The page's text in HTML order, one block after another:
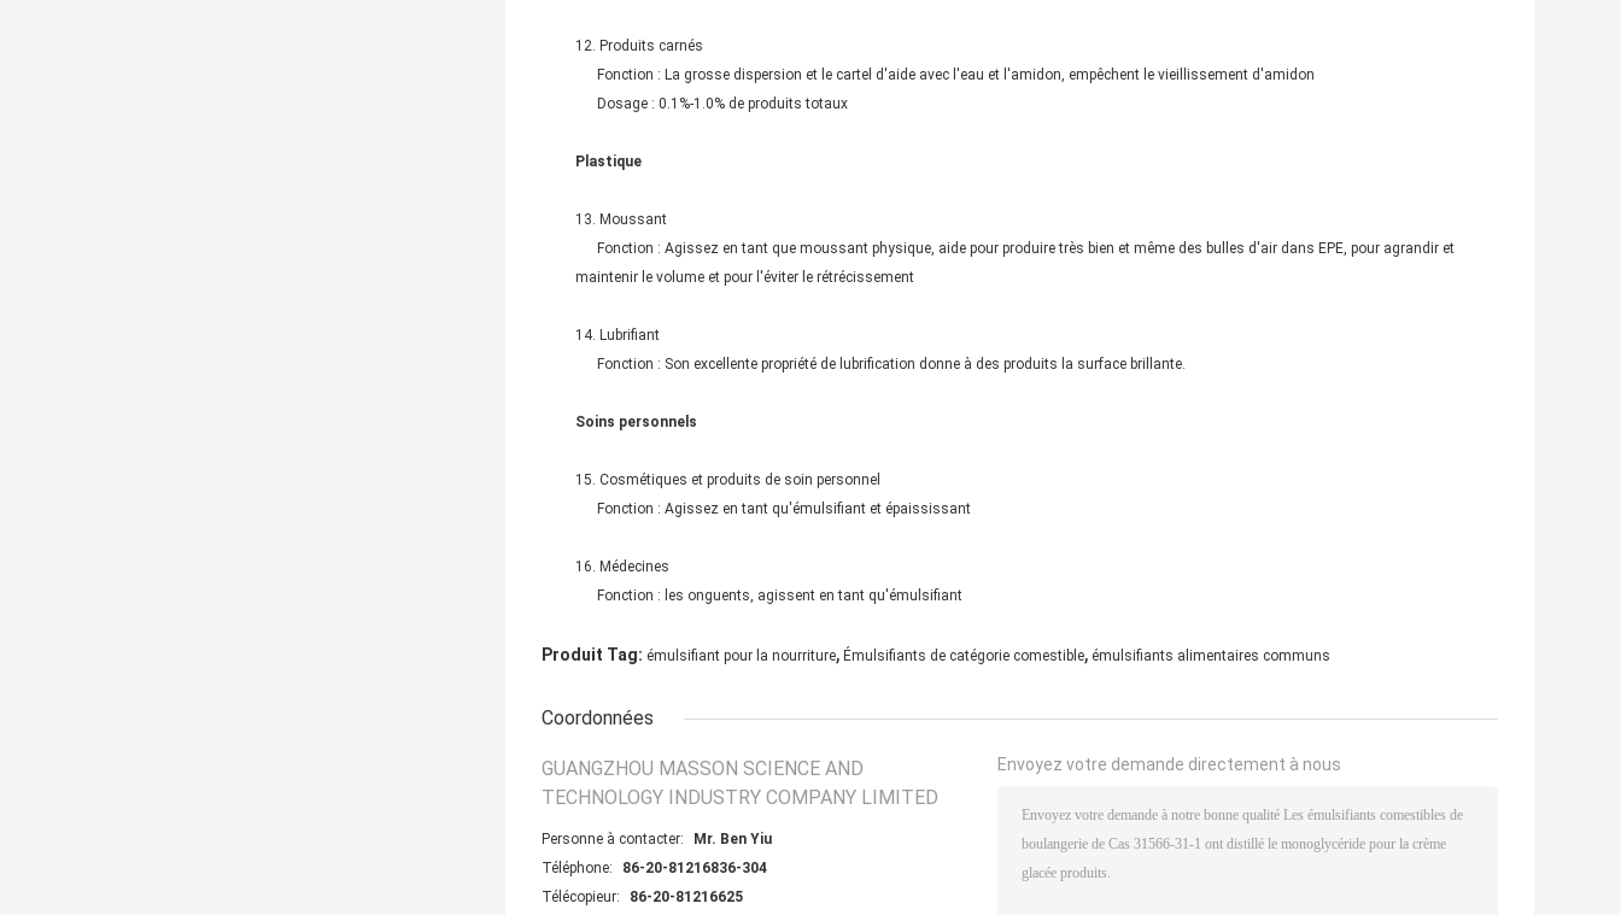
12. Produits carnés
Fonction : La grosse dispersion et le cartel d'aide avec l'eau et l'amidon, empêchent le vieillissement d'amidon
Dosage : 0.1%-1.0% de produits totaux
Plastique
13. Moussant
Fonction : Agissez en tant que moussant physique, aide pour produire très bien et même des bulles d'air dans EPE, pour agrandir et
maintenir le volume et pour l'éviter le rétrécissement
14. Lubrifiant
Fonction : Son excellente propriété de lubrification donne à des produits la surface brillante.
Soins personnels
15. Cosmétiques et produits de soin personnel
Fonction : Agissez en tant qu'émulsifiant et épaississant
16. Médecines
Fonction : les onguents, agissent en tant qu'émulsifiant
Produit Tag: émulsifiant pour la nourriture, Émulsifiants de catégorie comestible, émulsifiants alimentaires communs
Coordonnées
GUANGZHOU MASSON SCIENCE AND
TECHNOLOGY INDUSTRY COMPANY LIMITED
Personne à contacter:
Mr. Ben Yiu
Téléphone:
86-20-81216836-304
Télécopieur:
86-20-81216625
Envoyez votre demande directement à nous